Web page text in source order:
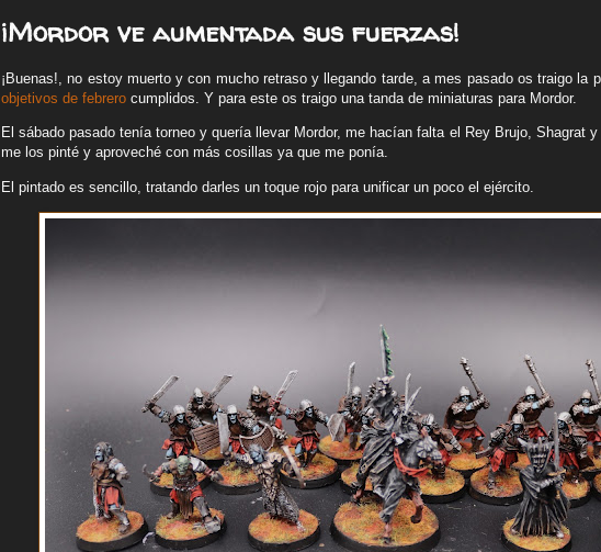
¡Mordor ve aumentada sus fuerzas!
¡Buenas!, no estoy muerto y con mucho retraso y llegando tarde, a mes pasado os traigo la
objetivos de febrero cumplidos. Y para este os traigo una tanda de miniaturas para Mordor.
El sábado pasado tenía torneo y quería llevar Mordor, me hacían falta el Rey Brujo, Shagrat
me los pinté y aproveché con más cosillas ya que me ponía.
El pintado es sencillo, tratando darles un toque rojo para unificar un poco el ejército.